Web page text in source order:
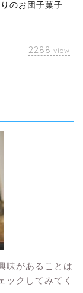
のお団子菓子
2288 view
味があることは
ックしてみてく